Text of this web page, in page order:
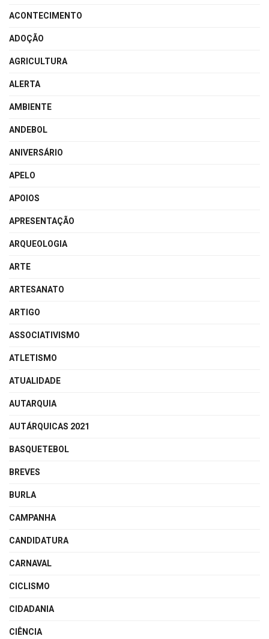
ACONTECIMENTO
ADOÇÃO
AGRICULTURA
ALERTA
AMBIENTE
ANDEBOL
ANIVERSÁRIO
APELO
APOIOS
APRESENTAÇÃO
ARQUEOLOGIA
ARTE
ARTESANATO
ARTIGO
ASSOCIATIVISMO
ATLETISMO
ATUALIDADE
AUTARQUIA
AUTÁRQUICAS 2021
BASQUETEBOL
BREVES
BURLA
CAMPANHA
CANDIDATURA
CARNAVAL
CICLISMO
CIDADANIA
CIÊNCIA